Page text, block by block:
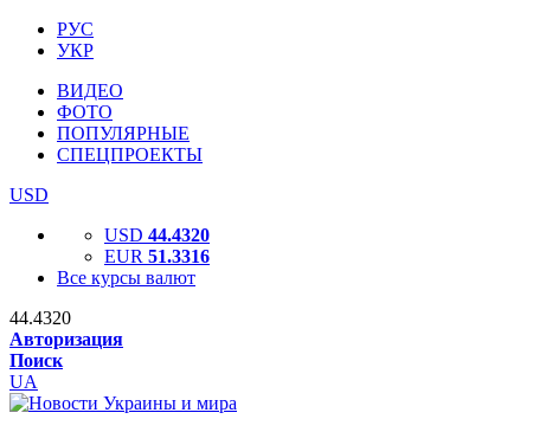
РУС
УКР
ВИДЕО
ФОТО
ПОПУЛЯРНЫЕ
СПЕЦПРОЕКТЫ
USD
USD 44.4320
EUR 51.3316
Все курсы валют
44.4320
Авторизация
Поиск
UA